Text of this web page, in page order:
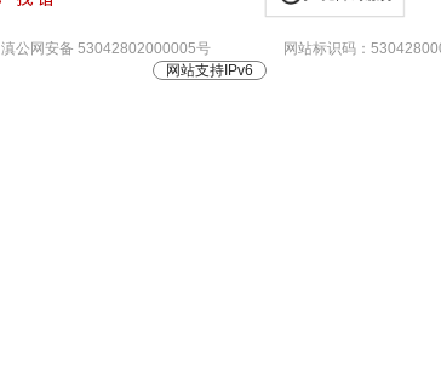
滇公网安备 53042802000005号
网站标识码：
网站支持IPv6